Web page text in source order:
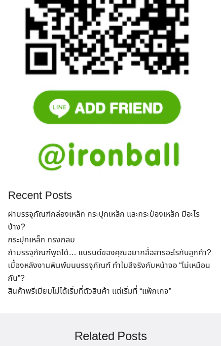
Search
Recent Posts
ฝาบรรจุภัณฑ์กล่องเหล็ก กระปุกเหล็ก และกระป๋องเหล็ก มีอะไร
บ้าง?
กระปุกเหล็ก ทรงกลม
ถ้าบรรจุภัณฑ์พูดได้… แบรนด์ของคุณอยากสื่อสารอะไรกับลูกค้า?
เบื้องหลังงานพิมพ์บนบรรจุภัณฑ์ ทำไมสีจริงกับหน้าจอ “ไม่เหมือน
กัน”?
สินค้าพรีเมียมไม่ได้เริ่มที่ตัวสินค้า แต่เริ่มที่ “แพ็กเกจ”
Related Posts